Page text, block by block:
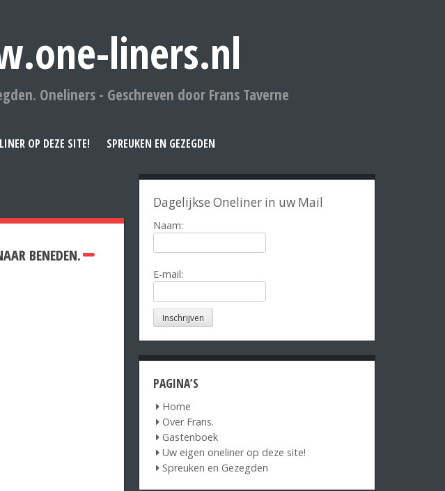
liners.nl
Oneliners - Geschreven door Frans Taverne
OP DEZE SITE! SPREUKEN EN GEZEGDEN
BENEDEN.
Dagelijkse Oneliner in uw Mail
Naam:
E-mail:
PAGINA’S
Home
Over Frans.
Gastenboek
Uw eigen oneliner op deze site!
Spreuken en Gezegden